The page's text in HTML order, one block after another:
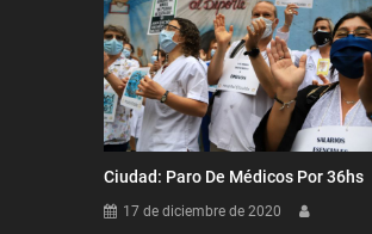
Ciudad: Paro De Médicos Por 36hs
17 de diciembre de 2020